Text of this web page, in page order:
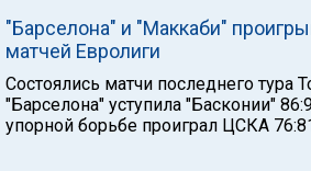
"Барселона" и "Маккаби"
матчей Евролиги
Состоялись матчи последнего тура
"Барселона" уступила "Басконии"
упорной борьбе проиграл ЦСКА